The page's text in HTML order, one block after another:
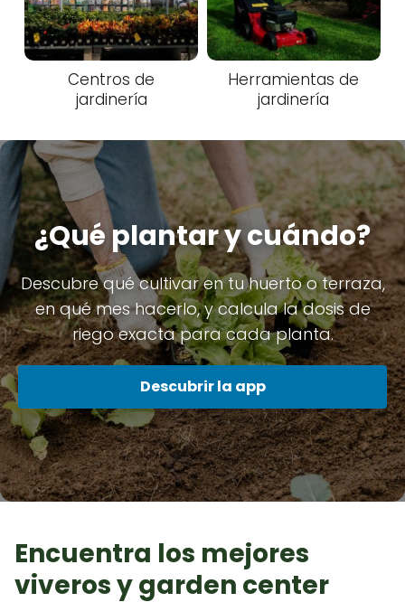
Centros de
jardinería
Herramientas de
jardinería
¿Qué plantar y cuándo?
Descubre qué cultivar en tu huerto o terraza,
en qué mes hacerlo, y calcula la dosis de
riego exacta para cada planta.
Descubrir la app
Encuentra los mejores
viveros y garden center